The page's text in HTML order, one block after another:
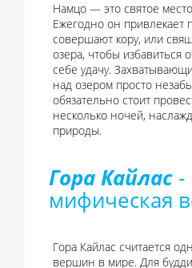
Намцо — это святое
Ежегодно он привлекает
совершают кору, или
озера, чтобы избавиться
себе удачу.
над озером просто
обязательно стоит
несколько ночей,
природы.
Гора Кайлас -
мифическая
Гора Кайлас считается
вершин в мире. Для